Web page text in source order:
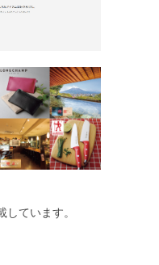
ています。